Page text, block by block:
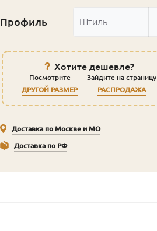
Профиль Штиль
Хотите дешевле?
Посмотрите
ДРУГОЙ РАЗМЕР
Зайдите на страницу
РАСПРОДАЖА
Доставка по Москве и МО
Доставка по РФ